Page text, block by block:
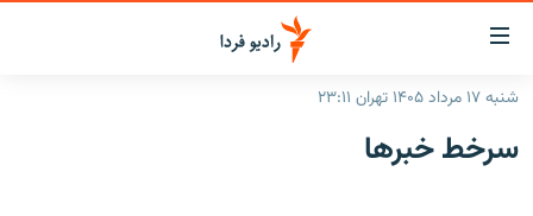
لینک‌های
قابلیت
دسترسی
بازگشت
ایران
شنبه ۱۷ مرداد ۱۴۰۵ تهران ۲۳:۱۱
سرخط‌ خبرها